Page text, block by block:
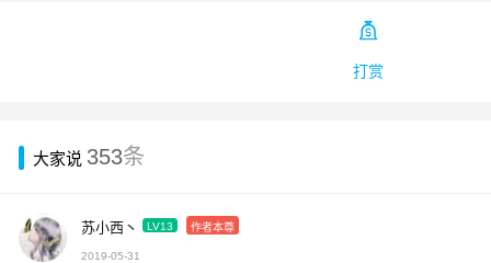

打赏
大家说 353条
苏小西丶 LV13 作者本尊
2019-05-31